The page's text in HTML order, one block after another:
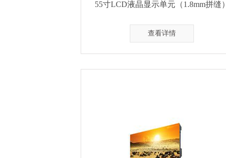
55寸LCD液晶显示单元（1.8mm拼缝）
查看详情